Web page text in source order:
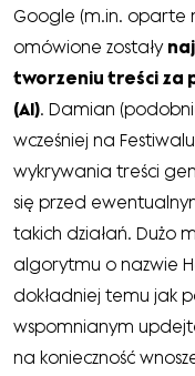
Google (m.in. oparte
omówione zostały
tworzeniu treści za
(AI). Damian
wcześniej na
wykrywania treści
się przed
takich działań. Dużo
algorytmu o nazwie
dokładniej temu jak
wspomnianym
na konieczność